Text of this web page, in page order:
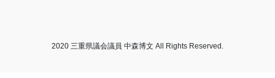
2020 三重県議会議員 中森博文 All Rights Reserved.